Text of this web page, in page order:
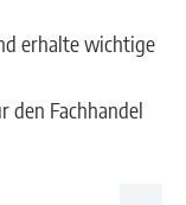
erhalte wichtige
den Fachhandel